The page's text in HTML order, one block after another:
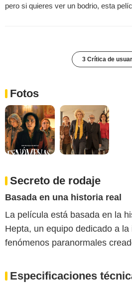
pero si quieres ver un bodrio, esta
3 Crítica de
Fotos
Secreto de rodaje
Basada en una historia real
La película está basada en la
Hepta, un equipo dedicado a
fenómenos paranormales
Especificaciones